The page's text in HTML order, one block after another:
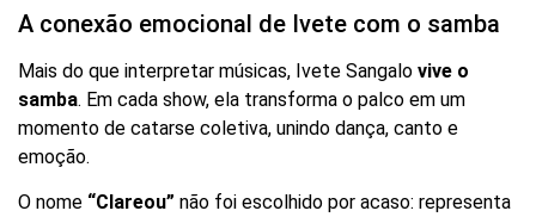
A conexão emocional de Ivete com o samba
Mais do que interpretar músicas, Ivete Sangalo vive o
samba. Em cada show, ela transforma o palco em um
momento de catarse coletiva, unindo dança, canto e
emoção.
O nome “Clareou” não foi escolhido por acaso: representa